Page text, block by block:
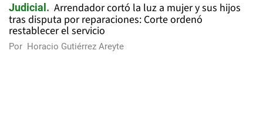
Judicial
Arrendador cortó la luz a mujer y sus hijos
tras disputa por reparaciones: Corte ordenó
restablecer el servicio
Por Horacio Gutiérrez Areyte